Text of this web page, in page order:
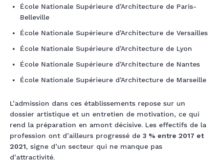
École Nationale Supérieure d’Architecture de Paris-
Belleville
École Nationale Supérieure d’Architecture de Versailles
École Nationale Supérieure d’Architecture de Lyon
École Nationale Supérieure d’Architecture de Nantes
École Nationale Supérieure d’Architecture de Marseille
L’admission dans ces établissements repose sur un
dossier artistique et un entretien de motivation, ce qui
rend la préparation en amont décisive. Les effectifs de la
profession ont d’ailleurs progressé de 3 % entre 2017 et
2021, signe d’un secteur qui ne manque pas
d’attractivité.